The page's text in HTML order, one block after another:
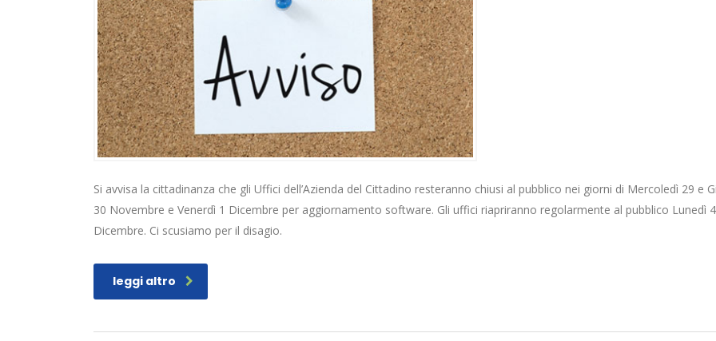
Si avvisa la cittadinanza che gli Uffici dell’Azienda del Cittadino resteranno chiusi al pubblico nei giorni di Mercoledì 29 e
30 Novembre e Venerdì 1 Dicembre per aggiornamento software. Gli uffici riapriranno regolarmente al pubblico Lunedì 4
Dicembre. Ci scusiamo per il disagio.
leggi altro